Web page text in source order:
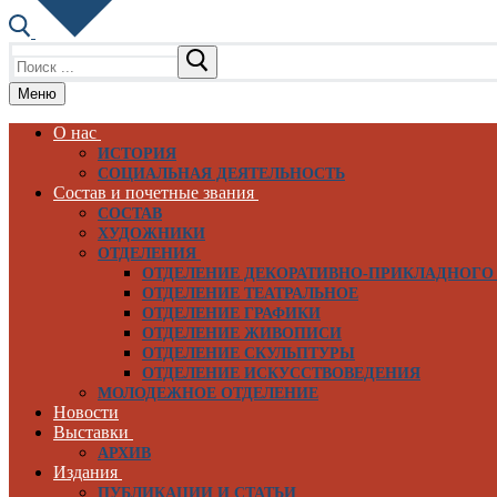
Меню
О нас
ИСТОРИЯ
СОЦИАЛЬНАЯ ДЕЯТЕЛЬНОСТЬ
Состав и почетные звания
СОСТАВ
ХУДОЖНИКИ
ОТДЕЛЕНИЯ
ОТДЕЛЕНИЕ ДЕКОРАТИВНО-ПРИКЛАДНОГО
ОТДЕЛЕНИЕ ТЕАТРАЛЬНОЕ
ОТДЕЛЕНИЕ ГРАФИКИ
ОТДЕЛЕНИЕ ЖИВОПИСИ
ОТДЕЛЕНИЕ СКУЛЬПТУРЫ
ОТДЕЛЕНИЕ ИСКУССТВОВЕДЕНИЯ
МОЛОДЕЖНОЕ ОТДЕЛЕНИЕ
Новости
Выставки
АРХИВ
Издания
ПУБЛИКАЦИИ И СТАТЬИ